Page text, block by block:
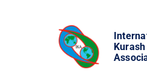
Kurash